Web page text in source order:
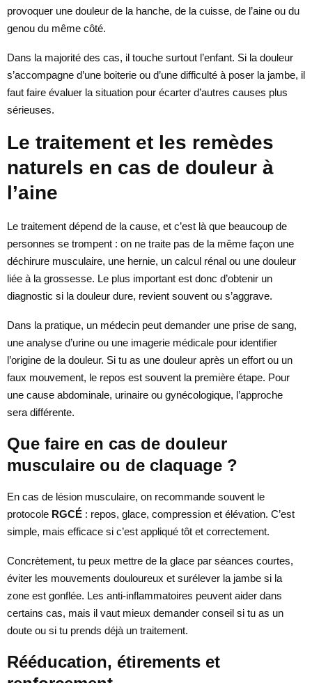
provoquer une douleur de la hanche, de la cuisse, de l’aine ou du
genou du même côté.
Dans la majorité des cas, il touche surtout l’enfant. Si la douleur
s’accompagne d’une boiterie ou d’une difficulté à poser la jambe, il
faut faire évaluer la situation pour écarter d’autres causes plus
sérieuses.
Le traitement et les remèdes
naturels en cas de douleur à
l’aine
Le traitement dépend de la cause, et c’est là que beaucoup de
personnes se trompent : on ne traite pas de la même façon une
déchirure musculaire, une hernie, un calcul rénal ou une douleur
liée à la grossesse. Le plus important est donc d’obtenir un
diagnostic si la douleur dure, revient souvent ou s’aggrave.
Dans la pratique, un médecin peut demander une prise de sang,
une analyse d’urine ou une imagerie médicale pour identifier
l’origine de la douleur. Si tu as une douleur après un effort ou un
faux mouvement, le repos est souvent la première étape. Pour
une cause abdominale, urinaire ou gynécologique, l’approche
sera différente.
Que faire en cas de douleur
musculaire ou de claquage ?
En cas de lésion musculaire, on recommande souvent le
protocole RGCÉ : repos, glace, compression et élévation. C’est
simple, mais efficace si c’est appliqué tôt et correctement.
Concrètement, tu peux mettre de la glace par séances courtes,
éviter les mouvements douloureux et surélever la jambe si la
zone est gonflée. Les anti-inflammatoires peuvent aider dans
certains cas, mais il vaut mieux demander conseil si tu as un
doute ou si tu prends déjà un traitement.
Rééducation, étirements et